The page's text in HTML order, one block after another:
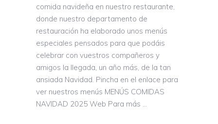
comida navideña en nuestro restaurante,
donde nuestro departamento de
restauración ha elaborado unos menús
especiales pensados para que podáis
celebrar con vuestros compañeros y
amigos la llegada, un año más, de la tan
ansiada Navidad. Pincha en el enlace para
ver nuestros menús MENÚS COMIDAS
NAVIDAD 2025 Web Para más